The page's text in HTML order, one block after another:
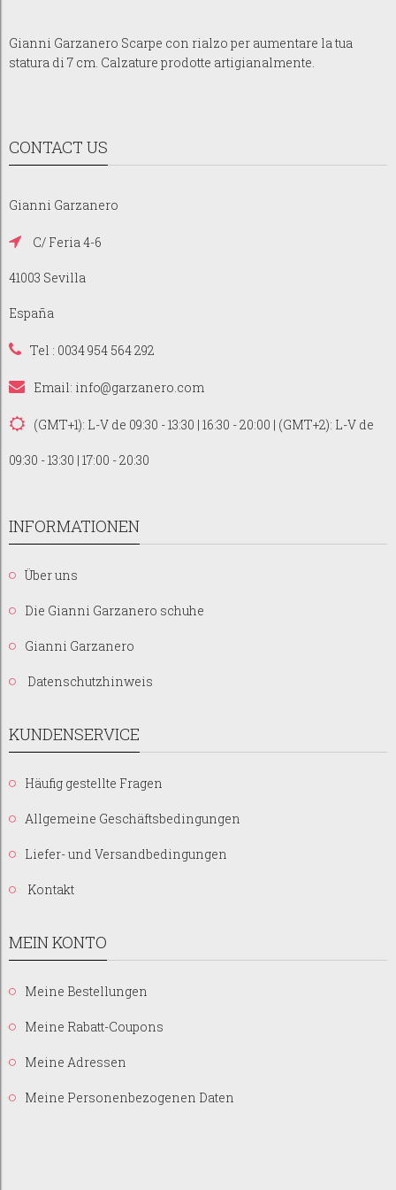
Gianni Garzanero Scarpe con rialzo per aumentare la tua
statura di 7 cm. Calzature prodotte artigianalmente.
CONTACT US
Gianni Garzanero
C/ Feria 4-6
41003 Sevilla
España
Tel : 0034 954 564 292
Email: info@garzanero.com
(GMT+1): L-V de 09:30 - 13:30 | 16:30 - 20:00 | (GMT+2): L-V de
09:30 - 13:30 | 17:00 - 20:30
INFORMATIONEN
Über uns
Die Gianni Garzanero schuhe
Gianni Garzanero
Datenschutzhinweis
KUNDENSERVICE
Häufig gestellte Fragen
Allgemeine Geschäftsbedingungen
Liefer- und Versandbedingungen
Kontakt
MEIN KONTO
Meine Bestellungen
Meine Rabatt-Coupons
Meine Adressen
Meine Personenbezogenen Daten